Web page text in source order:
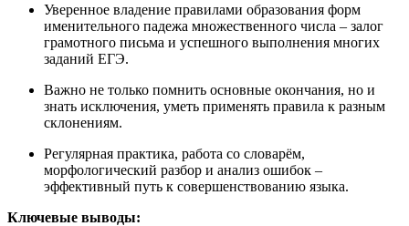
Уверенное владение правилами образования форм
именительного падежа множественного числа – залог
грамотного письма и успешного выполнения многих
заданий ЕГЭ.
Важно не только помнить основные окончания, но и
знать исключения, уметь применять правила к разным
склонениям.
Регулярная практика, работа со словарём,
морфологический разбор и анализ ошибок –
эффективный путь к совершенствованию языка.
Ключевые выводы: